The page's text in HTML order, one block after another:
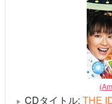
CDタイトル: THE